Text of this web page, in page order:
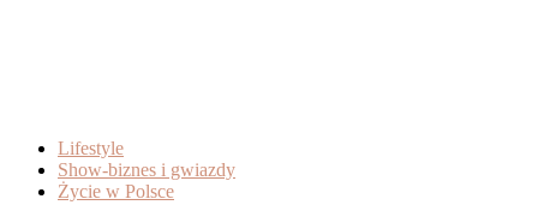
Lifestyle
Show-biznes i gwiazdy
Życie w Polsce